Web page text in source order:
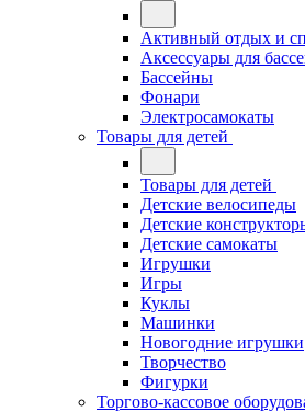
Активный отдых и
Аксессуары для
Бассейны
Фонари
Электросамокаты
Товары для детей
Товары для детей
Детские велосипеды
Детские
Детские самокаты
Игрушки
Игры
Куклы
Машинки
Новогодние игрушки
Творчество
Фигурки
Торгово-кассовое